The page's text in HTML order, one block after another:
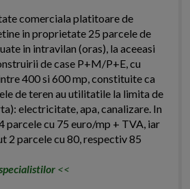
comerciala platitoare de
in proprietate 25 parcele de
in intravilan (oras), la aceeasi
de case P+M/P+E, cu
400 si 600 mp, constituite ca
de teren au utilitatile la limita de
electricitate, apa, canalizare. In
parcele cu 75 euro/mp + TVA, iar
2 parcele cu 80, respectiv 85
<<